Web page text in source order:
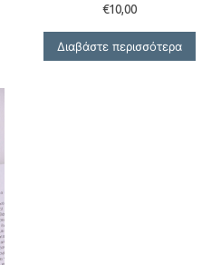
€10,00
Διαβάστε περισσότερα